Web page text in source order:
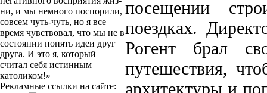
ни, и мы немного поспорили,
совсем чуть-чуть, но я все
время чувствовал, что мы не в
состоянии понять идеи друг
друга. И это я, который
считал себя истинным
католиком!»
Рекламные ссылки на сайте:
посещении
поездках.
Рогент брал
путешествия,
архитектуры и